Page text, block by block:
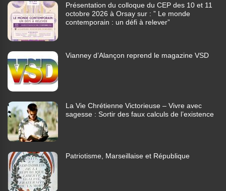
Présentation du colloque du CEP des 10 et 11
octobre 2026 à Orsay sur : ” Le monde
contemporain : un défi à relever”
Vianney d’Alançon reprend le magazine VSD
La Vie Chrétienne Victorieuse – Vivre avec
sagesse : Sortir des faux calculs de l’existence
Patriotisme, Marseillaise et République